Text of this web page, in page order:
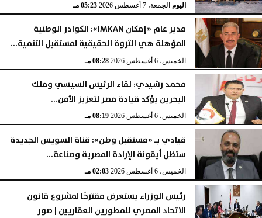
اليوم الجمعة، 7 أغسطس 2026 05:23 مـ
مدير عام «إمكان IMKAN»: الكوادر الوطنية
المؤهلة هي الثروة الحقيقية لمستقبل التنمية...
الخميس، 6 أغسطس 2026 08:28 مـ
محمد رشيدي: لقاء الرئيس السيسي وملك
البحرين يؤكد قيادة مصر لتعزيز الأمن...
الخميس، 6 أغسطس 2026 08:19 مـ
قيادي بـ «مستقبل وطن»: قناة السويس الجديدة
ستظل أيقونة الإرادة المصرية وصناعة...
الخميس، 6 أغسطس 2026 02:03 مـ
رئيس الوزراء يستعرض مقترحًا لمشروع قانون
الاتحاد المصري للمطورين العقاريين | صور